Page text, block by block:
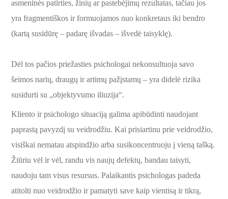
asmeninės patirties, žinių ar pastebėjimų rezultatas, tačiau jos
yra fragmentiškos ir formuojamos nuo konkretaus iki bendro
(kartą susidūrę – padarę išvadas – išvedė taisyklę).
Dėl tos pačios priežasties psichologai nekonsultuoja savo
šeimos narių, draugų ir artimų pažįstamų – yra didelė rizika
susidurti su „objektyvumo iliuzija“.
Kliento ir psichologo situaciją galima apibūdinti naudojant
paprastą pavyzdį su veidrodžiu. Kai prisiartinu prie veidrodžio,
visiškai nematau atspindžio arba susikoncentruoju į vieną tašką.
Žiūriu vėl ir vėl, randu vis naujų defektų, bandau taisyti,
naudoju tam visus resursus. Palaikantis psichologas padeda
atitolti nuo veidrodžio ir pamatyti save kaip vientisą ir tikrą,